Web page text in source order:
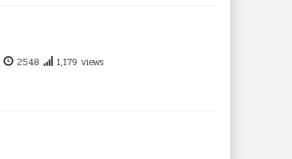
2548
1,179 views